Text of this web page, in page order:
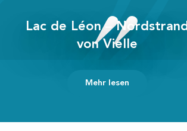
Lac de Léon – Nordstrand
von Vielle
Mehr lesen